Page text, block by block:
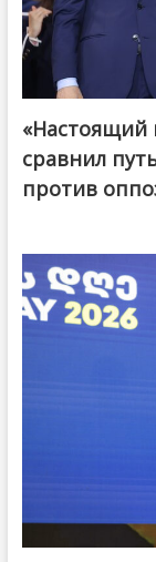
@ქართული
«Настоящий
сравнил
против